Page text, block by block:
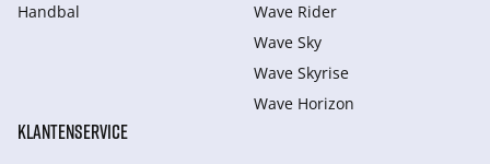
Handbal
Wave Rider
Wave Sky
Wave Skyrise
Wave Horizon
KLANTENSERVICE